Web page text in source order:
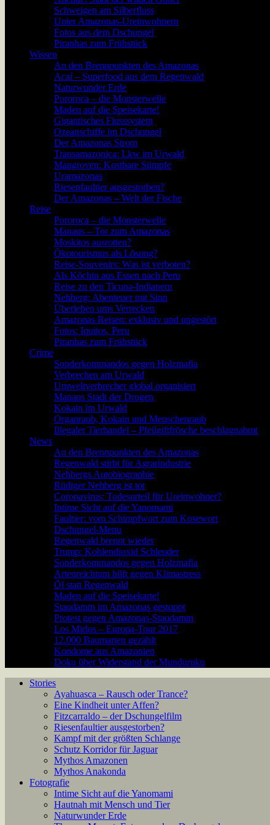
Schweigen am Silberfluss
Unter Amazonas-Ureinwohnern
Fotos aus dem Dschungel
Piranhas zum Frühstück
Wissen
An den Brennpunkten des Amazonas
Acaí – Superfood aus dem Regenwald
Naturwunder Erde
Pororoca – die Monsterwelle
Maden auf die Speisekarte!
Gigantisches Flusssystem
Ozeanschiffe im Dschungel
Der Amazonas Strom
Transamazonica: Lkw im Urwald
Mangroven: Kostbare Sümpfe
Uramazonas
Riesenfaultier ausgestorben?
Der Amazonas – Welt der Fische
Reise
Pororoca – die Monsterwelle
Manaus – Tor zum Amazonas
Moskitos ausrotten?
Ökotourismus als Lösung?
Reise-Souvenirs: Was ist verboten?
Als Köchin aus Essen nach Peru
Reise zu den Ticuna-Indianern
Nehberg: Abenteuer mit Sinn
Überleben ums Verrecken
Amazonas Reisen: exklusiv und ungestört
Fotos: Iquitos, Peru
Piranhas zum Frühstück
Crime
Sonderkommandos gegen Holzmafia
Verbrechen am Urwald
Umweltverbrecher global organisiert
Manaus Stadt der Drogen
Kokain im Urwald
Organraub, Kokain und Menschenraub
Illegaler Tierhandel – Pfeilgiftfrösche beschlagnahmt
News
An den Brennpunkten des Amazonas
Regenwald stirbt für Agrarindustrie
Nehbergs Autobiographie
Rüdiger Nehberg ist tot
Coronavirus: Todesurteil für Ureinwohner?
Intime Sicht auf die Yanomami
Faultier: vom Schimpfwort zum Kosewort
Dschungel-Menu
Regenwald brennt wieder
Trump: Kohlendioxid Schleuder
Sonderkommandos gegen Holzmafia
Artenreichtum hilft gegen Klimastress
Öl statt Regenwald
Maden auf die Speisekarte!
Staudamm im Amazonas gestoppt
Protest gegen Amazonas-Staudamm
Los Mirlos – Europa-Tour 2017
12.000 Baumarten gezählt
Kondome aus Amazonien
Doku über Widerstand der Munduruku
Stories
Ayahuasca – Rausch oder Trance?
Eine Kindheit unter Affen?
Fitzcarraldo – der Dschungelfilm
Riesenfaultier ausgestorben?
Kampf mit der größten Schlange
Schutz Korridor für Jaguar
Mythos Amazonen
Mythos Anakonda
Fotografie
Intime Sicht auf die Yanomami
Hautnah mit Mensch und Tier
Naturwunder Erde